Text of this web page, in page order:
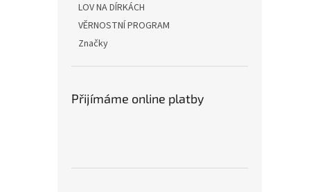
LOV NA DÍRKÁCH
VĚRNOSTNÍ PROGRAM
Značky
Přijímáme online platby